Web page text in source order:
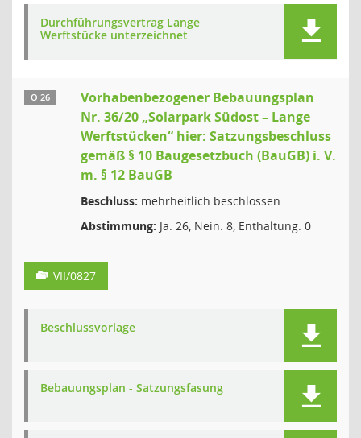
Durchführungsvertrag Lange
Werftstücke unterzeichnet
Ö 26
Vorhabenbezogener Bebauungsplan
Nr. 36/20 „Solarpark Südost – Lange
Werftstücken“ hier: Satzungsbeschluss
gemäß § 10 Baugesetzbuch (BauGB) i. V.
m. § 12 BauGB
Beschluss: mehrheitlich beschlossen
Abstimmung: Ja: 26, Nein: 8, Enthaltung: 0
VII/0827
Beschlussvorlage
Bebauungsplan - Satzungsfasung